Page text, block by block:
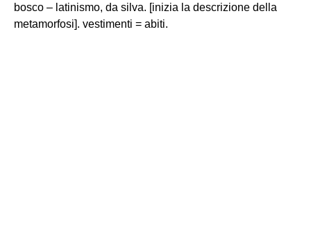
bosco – latinismo, da silva. [inizia la descrizione della
metamorfosi]. vestimenti = abiti.